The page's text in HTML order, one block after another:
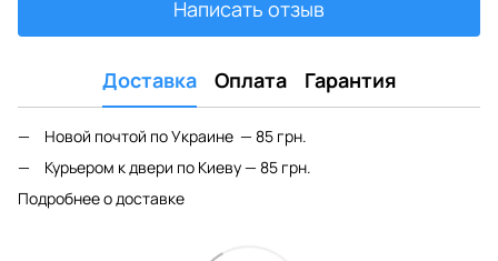
Написать отзыв
Доставка Оплата Гарантия
Новой почтой по Украине — 85 грн.
Курьером к двери по Киеву — 85 грн.
Подробнее о доставке